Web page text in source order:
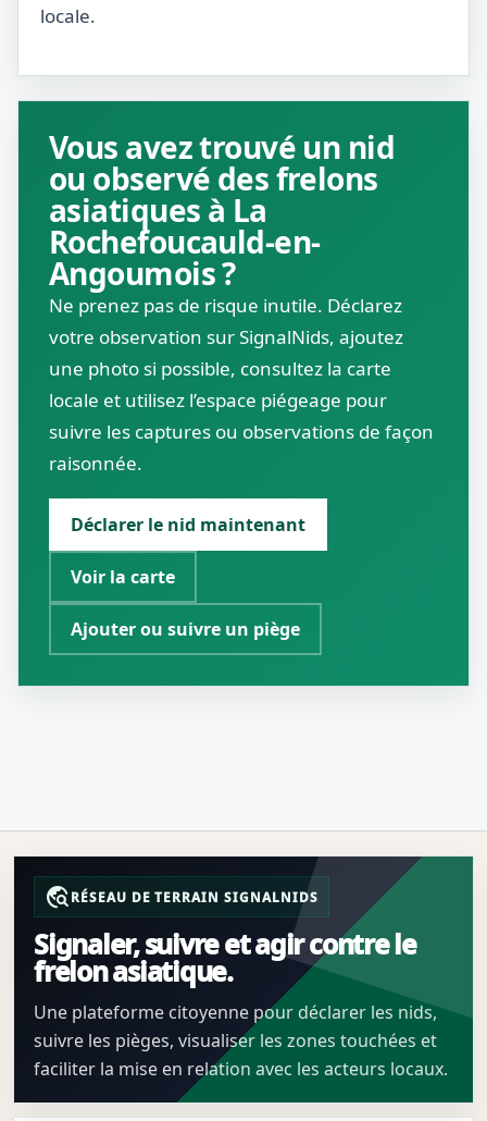
locale.
Vous avez trouvé un nid
ou observé des frelons
asiatiques à La
Rochefoucauld-en-
Angoumois ?
Ne prenez pas de risque inutile. Déclarez
votre observation sur SignalNids, ajoutez
une photo si possible, consultez la carte
locale et utilisez l’espace piégeage pour
suivre les captures ou observations de façon
raisonnée.
Déclarer le nid maintenant
Voir la carte
Ajouter ou suivre un piège
travel_exploreRÉSEAU DE TERRAIN SIGNALNIDS
Signaler, suivre et agir contre le
frelon asiatique.
Une plateforme citoyenne pour déclarer les nids,
suivre les pièges, visualiser les zones touchées et
faciliter la mise en relation avec les acteurs locaux.